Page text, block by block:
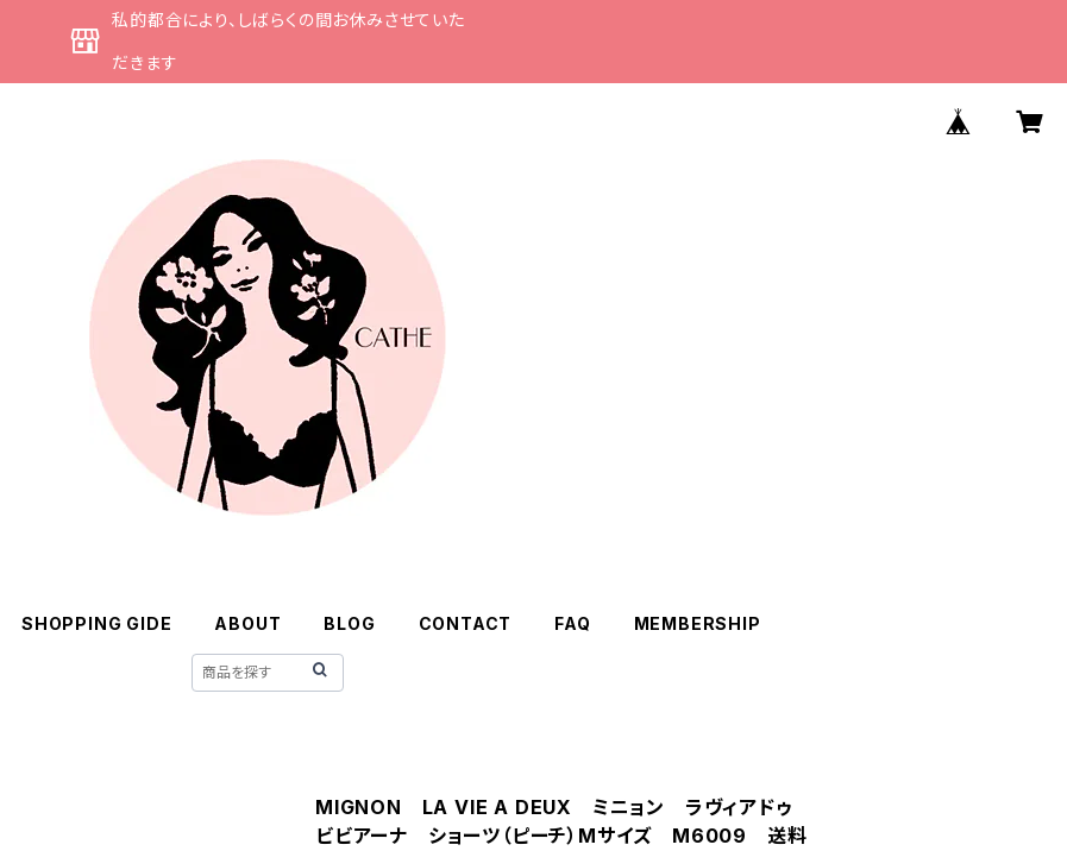
私的都合により、しばらくの間お休みさせていた
だきます
SHOPPING GIDE ABOUT BLOG CONTACT FAQ MEMBERSHIP
MIGNON LA VIE A DEUX ミニョン ラヴィアドゥ
ビビアーナ ショーツ（ピーチ）Mサイズ M6009 送料